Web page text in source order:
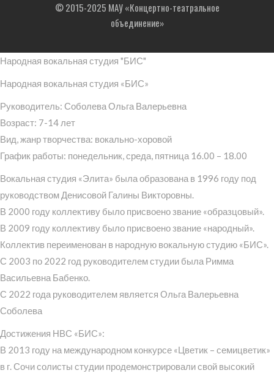
© 2015-2025 МАУ «Концертно-театральное
объединение»
Народная вокальная студия "БИС"
Народная вокальная студия «БИС»
Руководитель: Соболева Ольга Валерьевна
Возраст: 7-14 лет
Вид, жанр творчества: вокально-хоровой
График работы: понедельник, среда, пятница 16.00 – 18.00
Вокальная студия «Элита» была образована в 1996 году под
руководством Денисовой Галины Викторовны.
В 2000 году коллективу было присвоено звание «образцовый».
В 2009 году коллективу было присвоено звание «народный».
Коллектив переименован в народную вокальную студию «БИС».
С 2003 по 2022 год руководителем студии была Римма
Васильевна Бабенко.
С 2022 года руководителем является Ольга Валерьевна
Соболева
Достижения НВС «БИС»:
В 2013 году на международном конкурсе «Цветик – семицветик»
в г. Сочи солисты студии продемонстрировали свой высокий